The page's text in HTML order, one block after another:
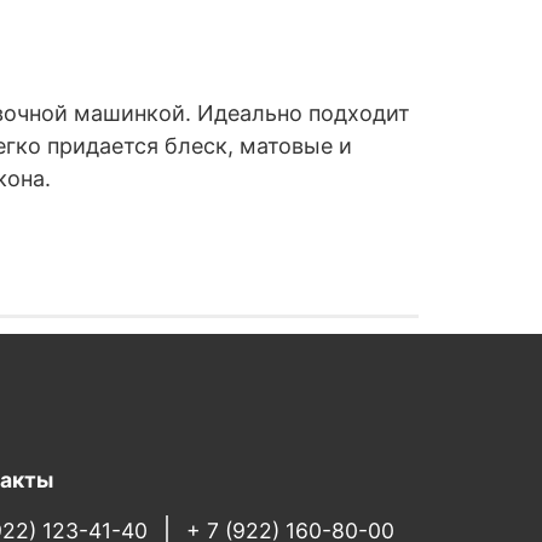
машинкой. Идеально подходит
придается блеск, матовые и
123-41-40
+ 7 (922) 160-80-00